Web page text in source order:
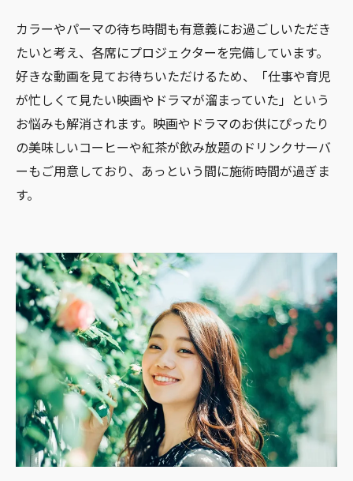
カラーやパーマの待ち時間も有意義にお過ごしいただき
たいと考え、各席にプロジェクターを完備しています。
好きな動画を見てお待ちいただけるため、「仕事や育児
が忙しくて見たい映画やドラマが溜まっていた」という
お悩みも解消されます。映画やドラマのお供にぴったり
の美味しいコーヒーや紅茶が飲み放題のドリンクサーバ
ーもご用意しており、あっという間に施術時間が過ぎま
す。